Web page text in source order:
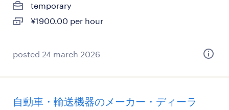
temporary
¥1900.00 per hour
posted 24 march 2026
自動車・輸送機器のメーカー・ディーラ